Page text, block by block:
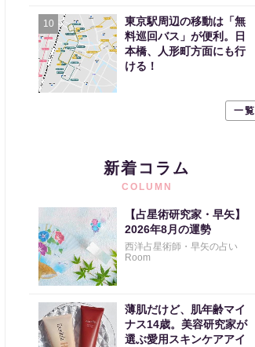
10
東京駅周辺の移動は「無
料巡回バス」が便利。日
本橋、人形町方面にも行
ける！
一覧
新着コラム
COLUMN
【占星術研究家・早矢】
2026年8月の運勢
西洋占星術師・早矢の占い
Room
薄肌だけど、肌年齢マイ
ナス14歳。美容研究家が
選ぶ愛用スキンケアアイ